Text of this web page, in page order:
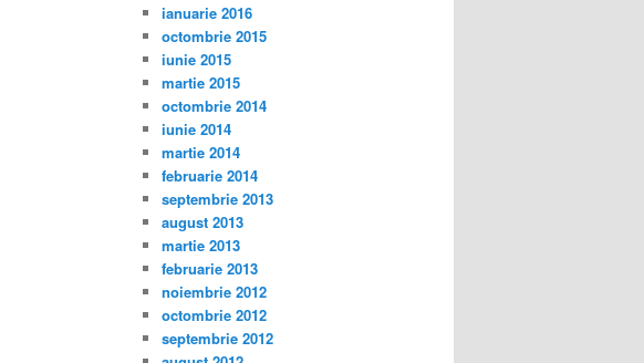
ianuarie 2016
octombrie 2015
iunie 2015
martie 2015
octombrie 2014
iunie 2014
martie 2014
februarie 2014
septembrie 2013
august 2013
martie 2013
februarie 2013
noiembrie 2012
octombrie 2012
septembrie 2012